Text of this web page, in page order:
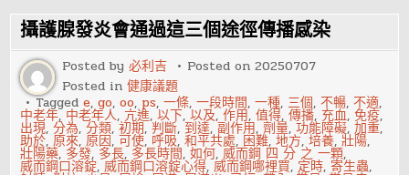
護
腺
發
炎
原
因
及
如
何
診
療
攝護腺發炎會通過這三個途徑傳播感染
Posted by必利吉 Posted on20250707
Posted in健康議題
Taggede,go,oo, ps,一條,一段時間,一種, 三個,不暢,不適,
中老年, 中老年人, 亢進,以下,以及,作用,值得,傳播, 充血,免疫,
出現,分為,分類,初期,判斷, 到達,副作用,劑量,功能障礙,加重,
助於,原來,原因,可使, 呼吸,和平共處, 困難,地方,培養,壯陽,
壯陽藥, 多發, 多長, 多長時間,如何,威而鋼 四 分 之 一顆,
威而鋼口溶錠,威而鋼口溶錠心得,威而鋼哪裡買, 定時,寄生蟲,